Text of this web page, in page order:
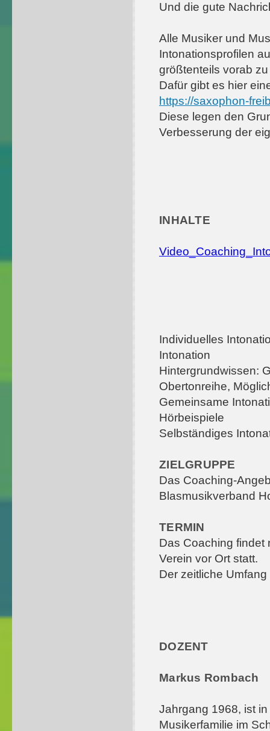
Und die gute
Alle Musiker und
Intonationsprofilen
größtenteils vorab
Dafür gibt es hier
https://saxophon-
Diese legen den
Verbesserung der
INHALTE
Individuelles
Intonation
Hintergrundwissen:
Obertonreihe,
Gemeinsame
Hörbeispiele
Selbständiges
ZIELGRUPPE
Das Coaching-
Blasmusikverband
TERMIN
Das Coaching findet
Verein vor Ort statt.
Der zeitliche
DOZENT
Markus Rombach
Jahrgang 1968, ist
Musikerfamilie im